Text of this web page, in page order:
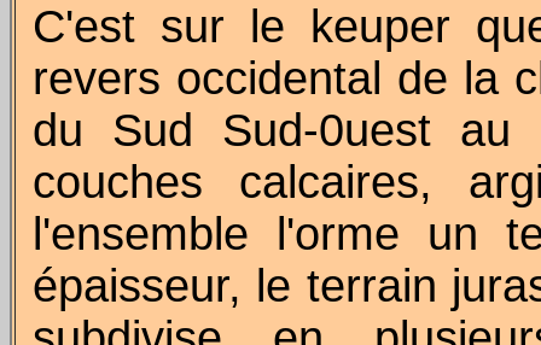
C'est sur le keuper
revers occidental de la
du Sud Sud-0uest au
couches calcaires,
l'ensemble l'orme un
épaisseur, le terrain